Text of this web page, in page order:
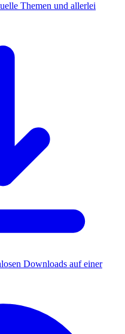
Themen und allerlei
Downloads auf einer